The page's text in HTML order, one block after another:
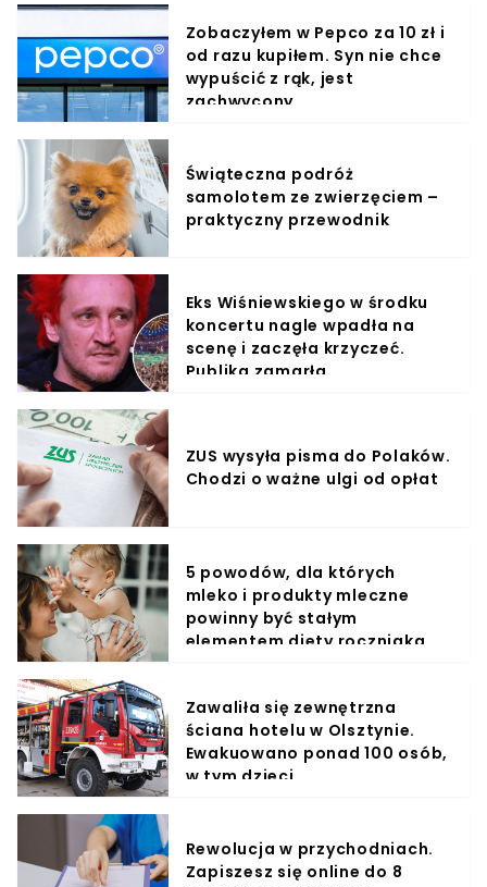
Zobaczyłem w Pepco za 10 zł i
od razu kupiłem. Syn nie chce
wypuścić z rąk, jest
zachwycony
Świąteczna podróż
samolotem ze zwierzęciem –
praktyczny przewodnik
Eks Wiśniewskiego w środku
koncertu nagle wpadła na
scenę i zaczęła krzyczeć.
Publika zamarła
ZUS wysyła pisma do Polaków.
Chodzi o ważne ulgi od opłat
5 powodów, dla których
mleko i produkty mleczne
powinny być stałym
elementem diety roczniaka
Zawaliła się zewnętrzna
ściana hotelu w Olsztynie.
Ewakuowano ponad 100 osób,
w tym dzieci
Rewolucja w przychodniach.
Zapiszesz się online do 8